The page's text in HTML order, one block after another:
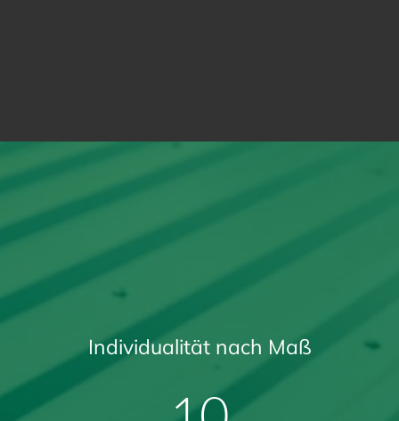
Individualität nach Maß